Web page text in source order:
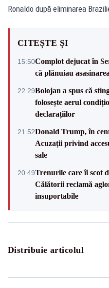
Ronaldo după eliminarea
CITEȘTE ȘI
15:50Complot dejucat în
că plănuiau
22:29Bolojan a spus că
folosește aerul
declarațiilor
21:52Donald Trump, în
Acuzații privind
sale
20:49Trenurile care îi scot
Călătorii reclamă
insuportabile
Distribuie articolul